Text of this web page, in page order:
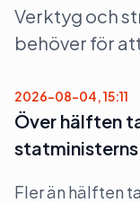
Verktyg och
behöver för
2026-08-04, 15:11
Över hälften
Fler än hälften